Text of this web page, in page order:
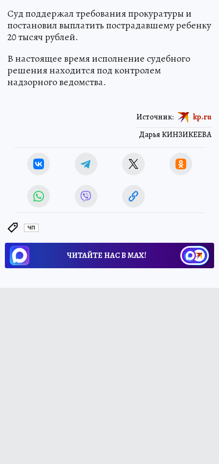
Суд поддержал требования прокуратуры и
постановил выплатить пострадавшему ребенку
20 тысяч рублей.
В настоящее время исполнение судебного
решения находится под контролем
надзорного ведомства.
Дарья КИНЗИКЕЕВА
Источник: kp.ru
ЧП
ЧИТАЙТЕ НАС В МАХ!